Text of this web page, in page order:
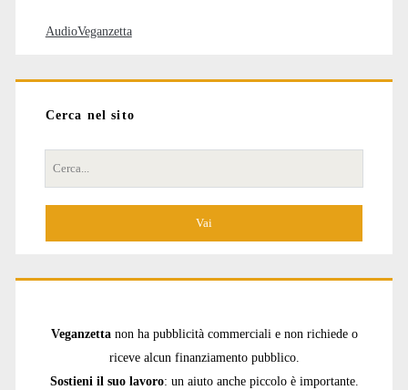
AudioVeganzetta
Cerca nel sito
Cerca
per:
Veganzetta non ha pubblicità commerciali e non richiede o
riceve alcun finanziamento pubblico.
Sostieni il suo lavoro: un aiuto anche piccolo è importante.